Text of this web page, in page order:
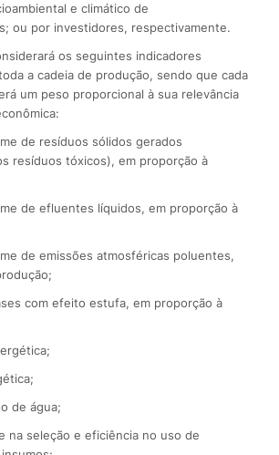
e climático de
ou por investidores, respectivamente.
os seguintes indicadores
a cadeia de produção, sendo que cada
um peso proporcional à sua relevância
de resíduos sólidos gerados
resíduos tóxicos), em proporção à
de efluentes líquidos, em proporção à
de emissões atmosféricas poluentes,
com efeito estufa, em proporção à
de água;
na seleção e eficiência no uso de